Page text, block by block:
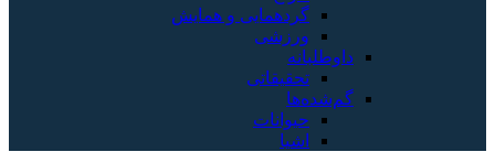
گردهمایی و همایش
ورزشی
داوطلبانه
تحقیقاتی
گم‌شده‌ها
حیوانات
اشیا